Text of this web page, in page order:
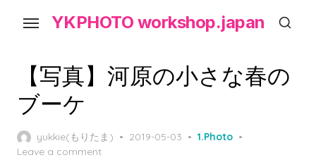
content
YKPHOTO workshop.japan
【写真】河原の小さな春の
ブーケ
yukkie(もりたま)
Posted
2019-05-03
1.Photo
Leave a comment